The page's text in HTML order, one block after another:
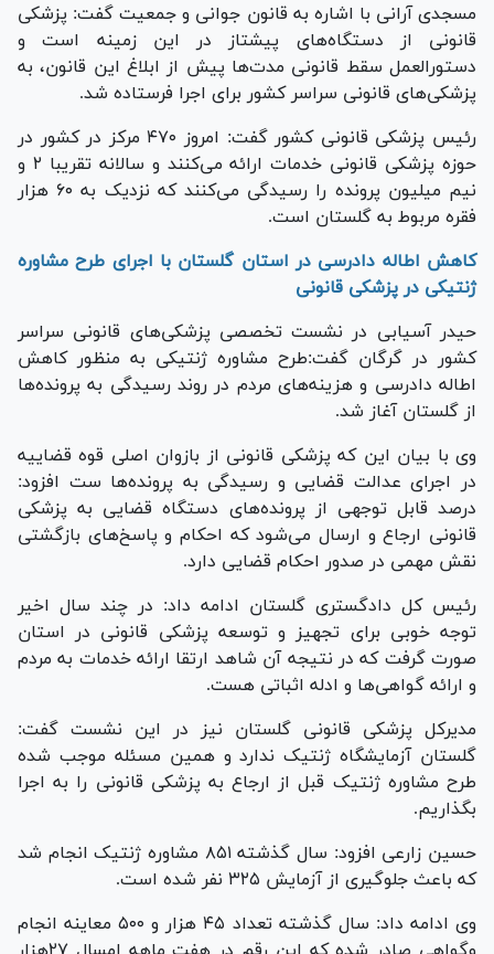
مسجدی آرانی با اشاره به قانون جوانی و جمعیت گفت: پزشکی
قانونی از دستگاه‌های پیشتاز در این زمینه است و
دستورالعمل سقط قانونی مدت‌ها پیش از ابلاغ این قانون، به
پزشکی‌های قانونی سراسر کشور برای اجرا فرستاده شد.
رئیس پزشکی قانونی کشور گفت: امروز ۴۷۰ مرکز در کشور در
حوزه پزشکی قانونی خدمات ارائه می‌کنند و سالانه تقریبا ۲ و
نیم میلیون پرونده را رسیدگی می‌کنند که نزدیک به ۶۰ هزار
فقره مربوط به گلستان است.
کاهش اطاله دادرسی در استان گلستان با اجرای طرح مشاوره
ژنتیکی در پزشکی قانونی
حیدر آسیابی در نشست تخصصی پزشکی‌های قانونی سراسر
کشور در گرگان گفت:طرح مشاوره ژنتیکی به منظور کاهش
اطاله دادرسی و هزینه‌های مردم در روند رسیدگی به پرونده‌ها
از گلستان آغاز شد.
وی با بیان این که پزشکی قانونی از بازوان اصلی قوه قضاییه
در اجرای عدالت قضایی و رسیدگی به پرونده‌ها ست افزود:
درصد قابل توجهی از پرونده‌های دستگاه قضایی به پزشکی
قانونی ارجاع و ارسال می‌شود که احکام و پاسخ‌های بازگشتی
نقش مهمی در صدور احکام قضایی دارد.
رئیس کل دادگستری گلستان ادامه داد: در چند سال اخیر
توجه خوبی برای تجهیز و توسعه پزشکی قانونی در استان
صورت گرفت که در نتیجه آن شاهد ارتقا ارائه خدمات به مردم
و ارائه گواهی‌ها و ادله اثباتی هست.
مدیرکل پزشکی قانونی گلستان نیز در این نشست گفت:
گلستان آزمایشگاه ژنتیک ندارد و همین مسئله موجب شده
طرح مشاوره ژنتیک قبل از ارجاع به پزشکی قانونی را به اجرا
بگذاریم.
حسین زارعی افزود: سال گذشته ۸۵۱ مشاوره ژنتیک انجام شد
که باعث جلوگیری از آزمایش ۳۲۵ نفر شده است.
وی ادامه داد: سال گذشته تعداد ۴۵ هزار و ۵۰۰ معاینه انجام